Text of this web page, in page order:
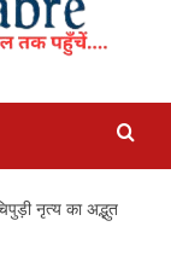
नृत्य का अद्भुत